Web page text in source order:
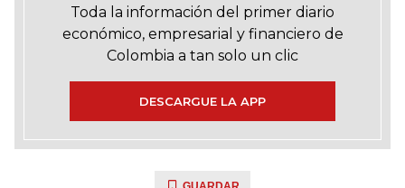
Toda la información del primer diario
económico, empresarial y financiero de
Colombia a tan solo un clic
DESCARGUE LA APP